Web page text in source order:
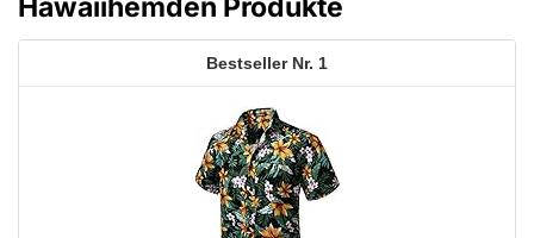
Hawaiihemden Produkte
1